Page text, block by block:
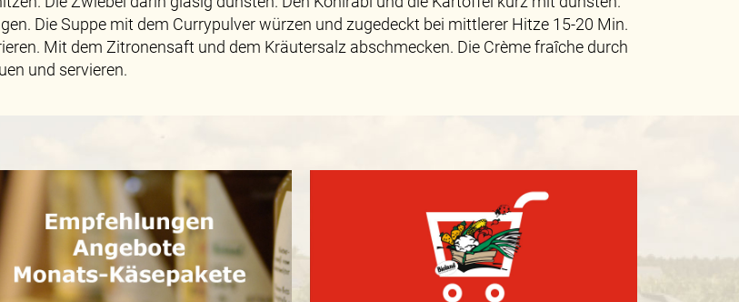
Die Suppe mit dem Currypulver würzen und zugedeckt bei mittlerer Hitze 15-20 Min.
Mit dem Zitronensaft und dem Kräutersalz abschmecken. Die Crème fraîche durch
und servieren.